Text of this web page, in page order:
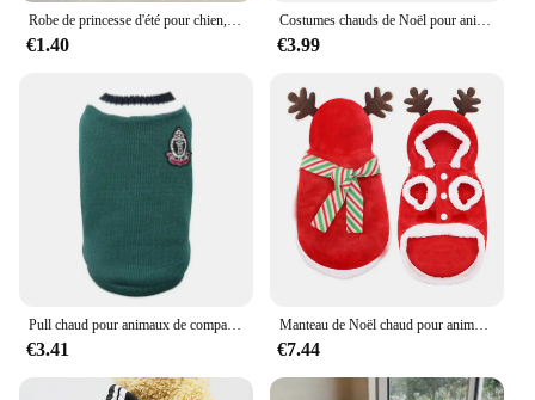
Robe de princesse d'été pour chien, jupe pour animal de compagnie chaton, nœud imprimé mignon, robes en dentelle pour petit et moyen chien, PupMED, Replyhuahua, déclin
€1.40
Costumes chauds de Noël pour animaux de compagnie, vêtements pour animaux de compagnie, combinaison par temps froid, petits chiens, chats, cosplay, hiver
€3.99
Pull chaud pour animaux de compagnie, manteau pour petits, moyens et grands chiens, pull pour chaton, chiot, glaçure, vêtements pour animaux de compagnie, costume, automne, hiver
€3.41
Manteau de Noël chaud pour animaux de compagnie, vêtements pour chiens, accessoires pour chiots, vêtements pour animaux de compagnie, cadeau pour Chihuahua, costume de glouton, wapiti, chats, fête, hiver
€7.44